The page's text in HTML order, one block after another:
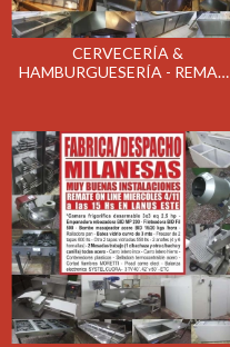
CERVECERÍA &
HAMBURGUESERÍA - REMATE